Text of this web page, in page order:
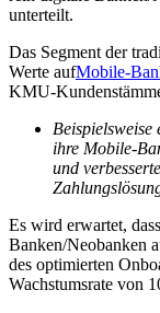
unterteilt.
Das Segment der
Werte aufMobile-
KMU-
ihre Mobile-
und
Es wird erwartet,
Banken/Neobanken
des optimierten
Wachstumsrate von